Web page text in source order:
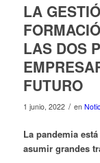
LA
LAS DOS
FUTURO
1 junio, 2022 / en
La pandemia
asumir grandes